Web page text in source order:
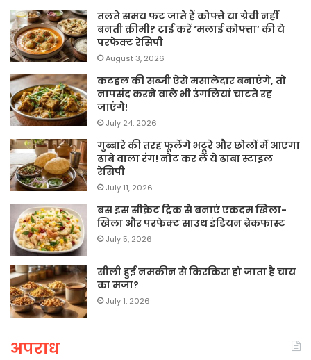
तलते समय फट जाते हैं कोफ्ते या ग्रेवी नहीं
बनती क्रीमी? ट्राई करें ‘मलाई कोफ्ता’ की ये
परफेक्ट रेसिपी
August 3, 2026
कटहल की सब्जी ऐसे मसालेदार बनाएंगे, तो
नापसंद करने वाले भी उंगलियां चाटते रह
जाएंगे!
July 24, 2026
गुब्बारे की तरह फूलेंगे भटूरे और छोलों में आएगा
ढाबे वाला रंग! नोट कर लें ये ढाबा स्टाइल
रेसिपी
July 11, 2026
बस इस सीक्रेट ट्रिक से बनाएं एकदम खिला-
खिला और परफेक्ट साउथ इंडियन ब्रेकफास्ट
July 5, 2026
सीली हुई नमकीन से किरकिरा हो जाता है चाय
का मजा?
July 1, 2026
अपराध